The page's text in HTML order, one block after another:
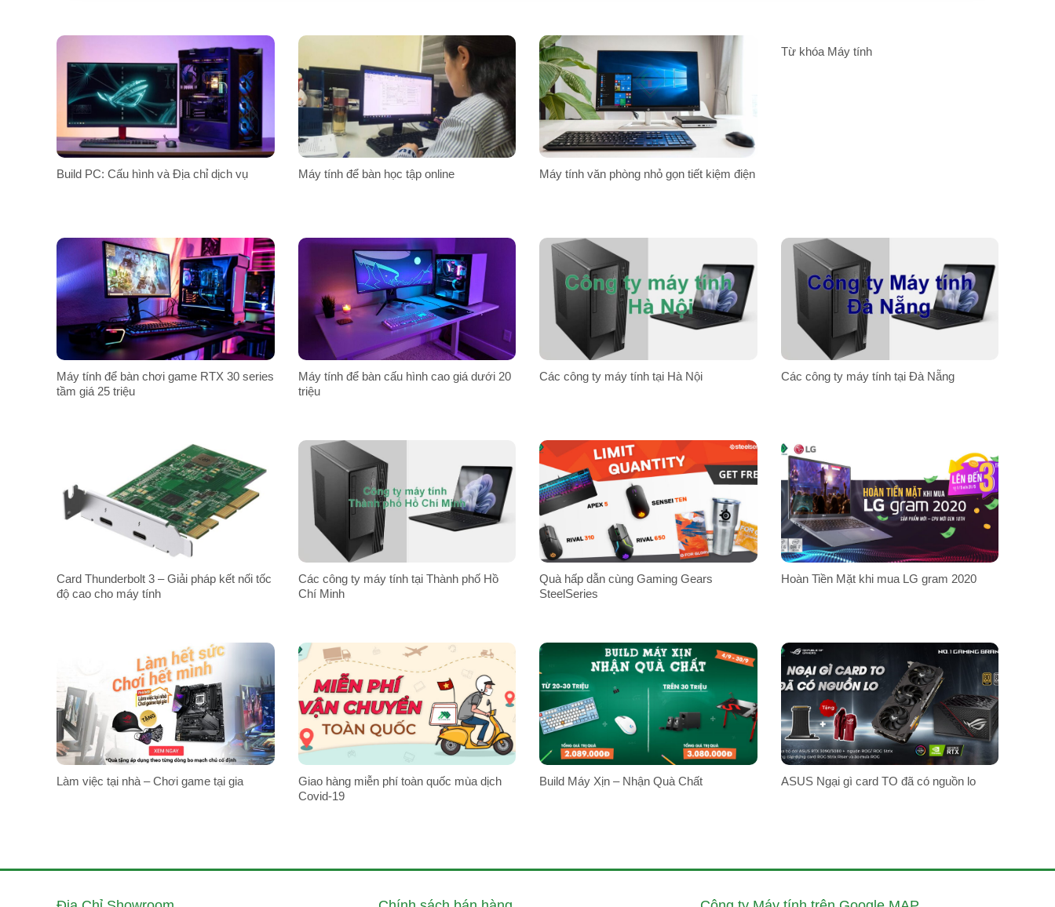
Build PC: Cấu hình và Địa chỉ dịch vụ Máy tính để bàn học tập online Máy tính văn phòng nhỏ gọn tiết kiệm điện
Từ khóa Máy tính
Máy tính để bàn chơi game RTX 30 series
tầm giá 25 triệu
Máy tính để bàn cấu hình cao giá dưới 20
triệu
Các công ty máy tính tại Hà Nội Các công ty máy tính tại Đà Nẵng
Card Thunderbolt 3 – Giải pháp kết nối tốc
độ cao cho máy tính
Các công ty máy tính tại Thành phố Hồ
Chí Minh
Quà hấp dẫn cùng Gaming Gears
SteelSeries
Hoàn Tiền Mặt khi mua LG gram 2020
Làm việc tại nhà – Chơi game tại gia
Giao hàng miễn phí toàn quốc mùa dịch
Covid-19
Build Máy Xịn – Nhận Quà Chất ASUS Ngại gì card TO đã có nguồn lo